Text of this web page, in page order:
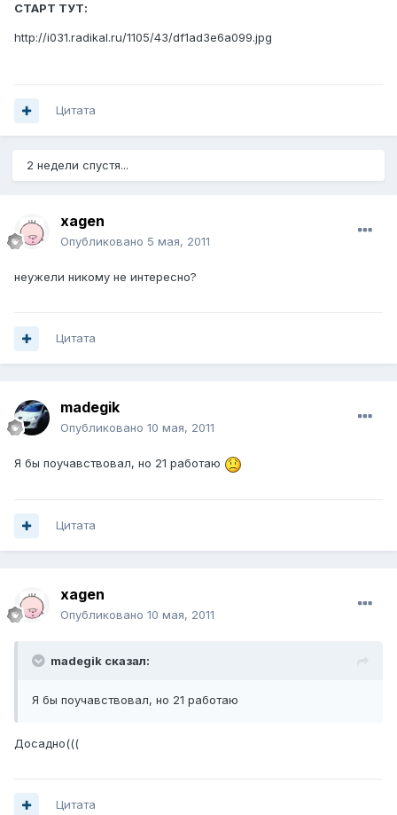
СТАРТ ТУТ:
http://i031.radikal.ru/1105/43/df1ad3e6a099.jpg
Цитата
2 недели спустя...
xagen
Опубликовано 5 мая, 2011
неужели никому не интересно?
Цитата
madegik
Опубликовано 10 мая, 2011
Я бы поучавствовал, но 21 работаю
Цитата
xagen
Опубликовано 10 мая, 2011
madegik сказал:
Я бы поучавствовал, но 21 работаю
Досадно(((
Цитата